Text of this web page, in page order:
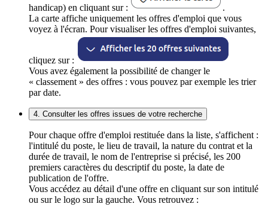
handicap) en cliquant sur :
.
La carte affiche uniquement les offres d'emploi que vous
voyez à l'écran. Pour visualiser les offres d'emploi suivantes,
cliquez sur :
Vous avez également la possibilité de changer le
« classement » des offres : vous pouvez par exemple les trier
par date.
4. Consulter les offres issues de votre recherche
Pour chaque offre d'emploi restituée dans la liste, s'affichent :
l'intitulé du poste, le lieu de travail, la nature du contrat et la
durée de travail, le nom de l'entreprise si précisé, les 200
premiers caractères du descriptif du poste, la date de
publication de l'offre.
Vous accédez au détail d'une offre en cliquant sur son intitulé
ou sur le logo sur la gauche. Vous retrouvez :